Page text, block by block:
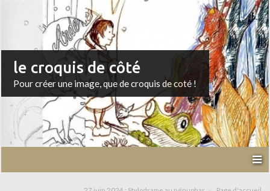
le croquis de côté
Pour créer une image, que de croquis de coté !